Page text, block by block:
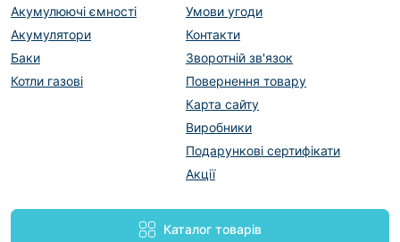
Акумулюючі ємності
Акумулятори
Баки
Котли газові
Умови угоди
Контакти
Зворотній зв'язок
Повернення товару
Карта сайту
Виробники
Подарункові сертифікати
Акції
Каталог товарів